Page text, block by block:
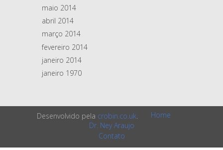
maio 2014
abril 2014
março 2014
fevereiro 2014
janeiro 2014
janeiro 1970
Desenvolvido pela crobin.co.uk.
Home
Dr. Ney Araujo
Contato